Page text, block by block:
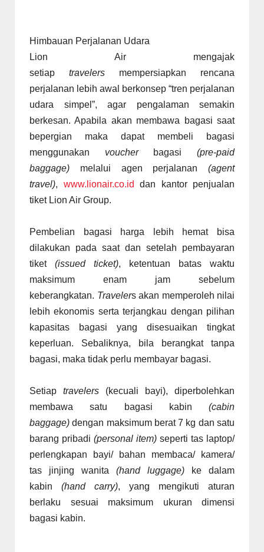
Himbauan Perjalanan Udara
Lion Air mengajak
setiap travelers mempersiapkan rencana
perjalanan lebih awal berkonsep “tren perjalanan
udara simpel”, agar pengalaman semakin
berkesan. Apabila akan membawa bagasi saat
bepergian maka dapat membeli bagasi
menggunakan voucherbagasi(pre-paid
baggage) melalui agen perjalanan (agent
travel), www.lionair.co.id dan kantor penjualan
tiket Lion Air Group.
Pembelian bagasi harga lebih hemat bisa
dilakukan pada saat dan setelah pembayaran
tiket (issued ticket), ketentuan batas waktu
maksimum enam jam sebelum
keberangkatan. Travelers akan memperoleh nilai
lebih ekonomis serta terjangkau dengan pilihan
kapasitas bagasi yang disesuaikan tingkat
keperluan. Sebaliknya, bila berangkat tanpa
bagasi, maka tidak perlu membayar bagasi.
Setiap travelers (kecuali bayi), diperbolehkan
membawa satu bagasi kabin (cabin
baggage) dengan maksimum berat 7 kg dan satu
barang pribadi (personal item) seperti tas laptop/
perlengkapan bayi/ bahan membaca/ kamera/
tas jinjing wanita (hand luggage)
ke dalam
kabin (hand carry), yang mengikuti aturan
berlaku sesuai maksimum ukuran dimensi
bagasi kabin.